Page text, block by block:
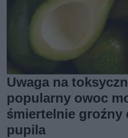
Uwaga na
popularny owoc
śmiertelnie groźny
pupila